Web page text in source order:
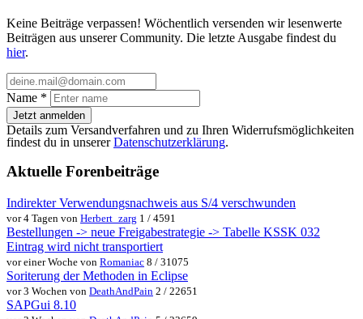
Keine Beiträge verpassen! Wöchentlich versenden wir lesenwerte
Beiträgen aus unserer Community. Die letzte Ausgabe findest du
hier.
Name *
Jetzt anmelden
Details zum Versandverfahren und zu Ihren Widerrufsmöglichkeiten
findest du in unsererDatenschutzerklärung.
Aktuelle Forenbeiträge
Indirekter Verwendungsnachweis aus S/4 verschwunden
vor 4 Tagen von Herbert_zarg 1 / 4591
Bestellungen -> neue Freigabestrategie -> Tabelle KSSK 032
Eintrag wird nicht transportiert
vor einer Woche von Romaniac 8 / 31075
Soriterung der Methoden in Eclipse
vor 3 Wochen von DeathAndPain 2 / 22651
SAPGui 8.10